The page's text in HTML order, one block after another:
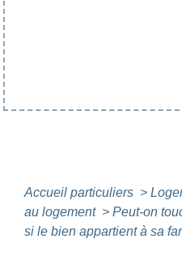
Accueil particuliers >
au logement > Peut-on
si le bien appartient à sa